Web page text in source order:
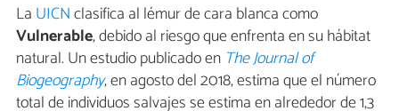
La UICNclasifica al lémur de cara blanca como
Vulnerable, debido al riesgo que enfrenta en su hábitat
natural. Un estudio publicado en The Journal of
Biogeography, en agosto del 2018, estima que el número
total de individuos salvajes se estima en alrededor de 1,3